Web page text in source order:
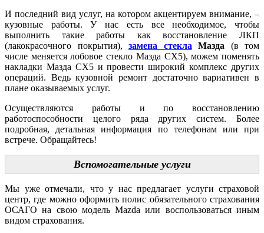
И последний вид услуг, на котором акцентируем внимание, –
кузовные работы. У нас есть все необходимое, чтобы
выполнить такие работы как восстановление ЛКП
(лакокрасочного покрытия), замена стекла Мазда (в том
числе меняется лобовое стекло Мазда СХ5), можем поменять
накладки Мазда СХ5 и провести широкий комплекс других
операций. Ведь кузовной ремонт достаточно вариативен в
плане оказываемых услуг.
Осуществляются работы и по восстановлению
работоспособности целого ряда других систем. Более
подробная, детальная информация по телефонам или при
встрече. Обращайтесь!
Вспомогательные услуги
Мы уже отмечали, что у нас предлагает услуги страховой
центр, где можно оформить полис обязательного страхования
ОСАГО на свою модель Mazda или воспользоваться иным
видом страхования.